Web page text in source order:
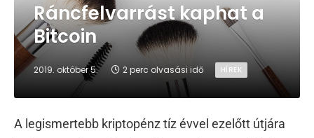
Ráncfelvarrást kaphat a
Bitcoin
2019. október 5. 2 perc olvasási idő HÍREK
A legismertebb kriptopénz tíz évvel ezelőtt útjára